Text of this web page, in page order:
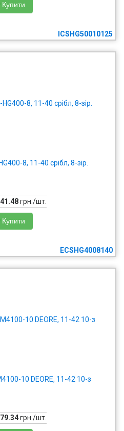
Купити
ICSHG50010125
8, 11-40 срібл, 8-зір.
грн./шт.
Купити
ECSHG4008140
10 DEORE, 11-42 10-з
грн./шт.